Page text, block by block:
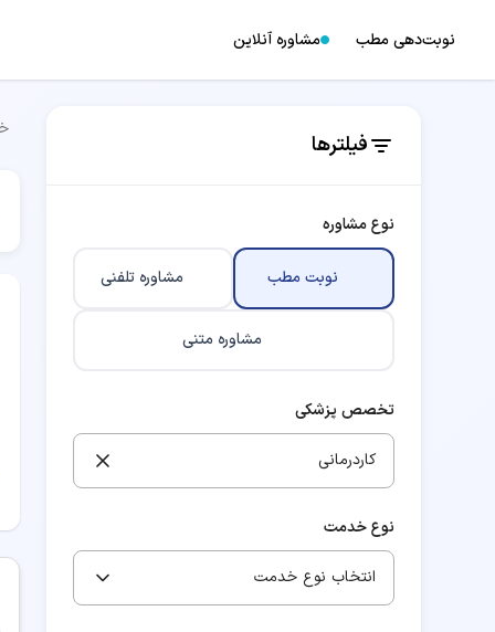
نوبت‌دهی مطب مشاوره آنلاین
فیلترها
نوع مشاوره
نوبت مطب مشاوره تلفنی
مشاوره متنی
تخصص پزشکی
کاردرمانی
نوع خدمت
انتخاب نوع خدمت